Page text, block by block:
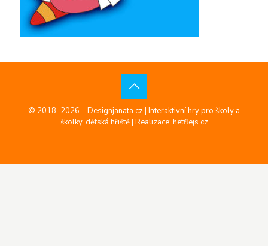
© 2018–2026 – Designjanata.cz | Interaktivní hry pro školy a
školky, dětská hřiště | Realizace: hetflejs.cz